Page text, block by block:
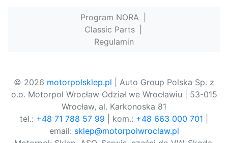
Program NORA
Classic Parts
Regulamin
© 2026 motorpolsklep.pl | Auto Group Polska Sp. z
o.o. Motorpol Wrocław Odział we Wrocławiu | 53-015
Wrocław, al. Karkonoska 81
tel.: +48 71 788 57 99 | kom.: +48 663 000 701
email: sklep@motorpolwroclaw.pl